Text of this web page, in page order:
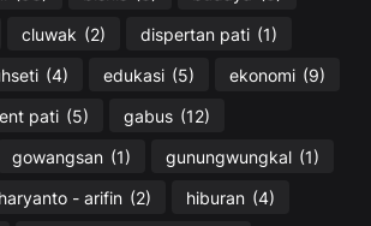
cluwak (2) dispertan pati (1)
(4) edukasi (5) ekonomi (9)
pati (5) gabus (12)
gowangsan (1) gunungwungkal (1)
haryanto - arifin (2) hiburan (4)